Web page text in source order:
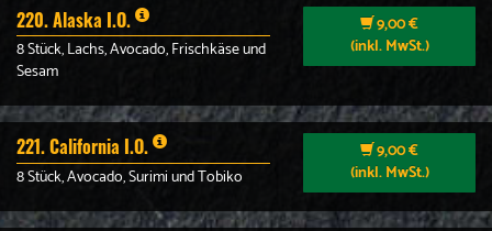
220. Alaska I.O.
8 Stück, Lachs, Avocado, Frischkäse und
Sesam
9,00 €
(inkl. MwSt.)
221. California I.O.
8 Stück, Avocado, Surimi und Tobiko
9,00 €
(inkl. MwSt.)